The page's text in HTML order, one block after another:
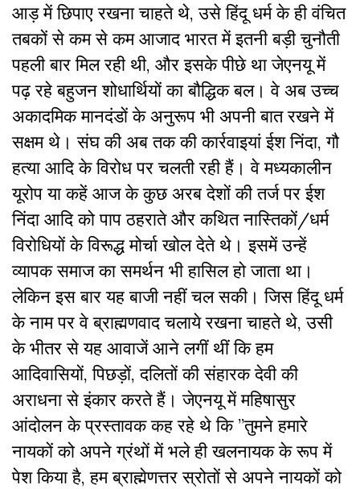
आड़ में छिपाए रखना चाहते थे, उसे हिंदू धर्म के ही वंचित
तबकों से कम से कम आजाद भारत में इतनी बड़ी चुनौती
पहली बार मिल रही थी, और इसके पीछे था जेएनयू में
पढ़ रहे बहुजन शोधार्थियों का बौद्धिक बल। वे अब उच्च
अकादमिक मानदंडों के अनुरूप भी अपनी बात रखने में
सक्षम थे। संघ की अब तक की कार्रवाइयां ईश निंदा, गौ
हत्या आदि के विरोध पर चलती रही हैं। वे मध्यकालीन
यूरोप या कहें आज के कुछ अरब देशों की तर्ज पर ईश
निंदा आदि को पाप ठहराते और कथित नास्तिकों/धर्म
विरोधियों के विरूद्ध मोर्चा खोल देते थे। इसमें उन्हें
व्यापक समाज का समर्थन भी हासिल हो जाता था।
लेकिन इस बार यह बाजी नहीं चल सकी। जिस हिंदू धर्म
के नाम पर वे ब्राह्मणवाद चलाये रखना चाहते थे, उसी
के भीतर से यह आवाजें आने लगीं थीं कि हम
आदिवासियों, पिछड़ों, दलितों की संहारक देवी की
अराधना से इंकार करते हैं। जेएनयू में महिषासुर
आंदोलन के प्रस्तावक कह रहे थे कि ”तुमने हमारे
नायकों को अपने ग्रंथों में भले ही खलनायक के रूप में
पेश किया है, हम ब्राह्मेणत्तर स्रोतों से अपने नायकों को